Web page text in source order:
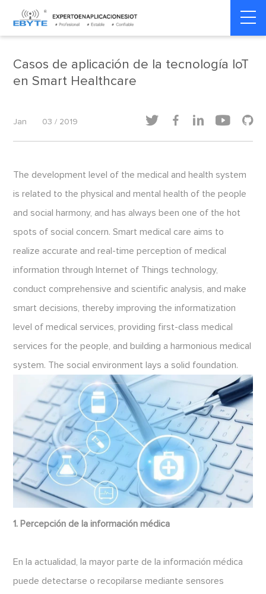
Home > Salud inteligente > Salud inteligente
Casos de aplicación de la tecnología IoT
en Smart Healthcare
Jan 03 / 2019     
The development level of the medical and health system
is related to the physical and mental health of the people
and social harmony, and has always been one of the hot
spots of social concern. Smart medical care aims to
realize accurate and real-time perception of medical
information through Internet of Things technology,
conduct comprehensive and scientific analysis, and make
smart decisions, thereby improving the informatization
level of medical services, providing first-class medical
services for the people, and building a harmonious medical
system. The social environment lays a solid foundation.
1. Percepción de la información médica
En la actualidad, la mayor parte de la información médica
puede detectarse o recopilarse mediante sensores